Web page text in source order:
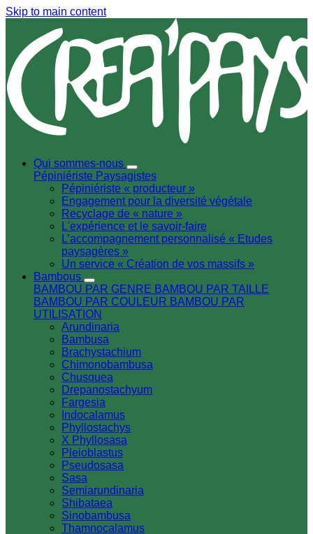
Skip to main content
Qui sommes-nous
Pépiniériste Paysagistes
Pépiniériste « producteur »
Engagement pour la diversité végétale
Recyclage de « nature »
L'expérience et le savoir-faire
L’accompagnement personnalisé « Etudes
paysagères »
Un service « Création de vos massifs »
Bambous
BAMBOU PAR GENRE BAMBOU PAR TAILLE
BAMBOU PAR COULEUR BAMBOU PAR
UTILISATION
Arundinaria
Bambusa
Brachystachium
Chimonobambusa
Chusquea
Drepanostachyum
Fargesia
Indocalamus
Phyllostachys
X Phyllosasa
Pleioblastus
Pseudosasa
Sasa
Semiarundinaria
Shibataea
Sinobambusa
Thamnocalamus